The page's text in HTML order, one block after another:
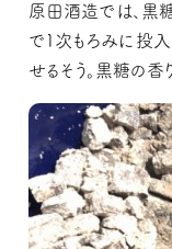
原田酒造では、黒
で1次もろみに投入
せるそう。黒糖の香